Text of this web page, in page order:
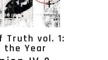
Truth vol. 1:
the Year